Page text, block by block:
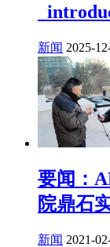
新闻 2025-
要闻：
院鼎石
新闻 2021-